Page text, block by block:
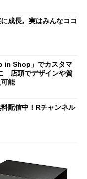
成長。実はみんなココ
in Shop」でカスタマ
店頭でデザインや質
能
料配信中！Rチャンネル